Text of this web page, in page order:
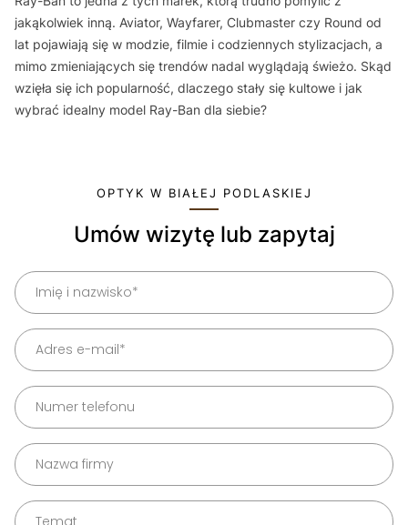
jakąkolwiek inną. Aviator, Wayfarer, Clubmaster czy Round od
lat pojawiają się w modzie, filmie i codziennych stylizacjach, a
mimo zmieniających się trendów nadal wyglądają świeżo. Skąd
wzięła się ich popularność, dlaczego stały się kultowe i jak
wybrać idealny model Ray-Ban dla siebie?
OPTYK W BIAŁEJ PODLASKIEJ
Umów wizytę lub zapytaj